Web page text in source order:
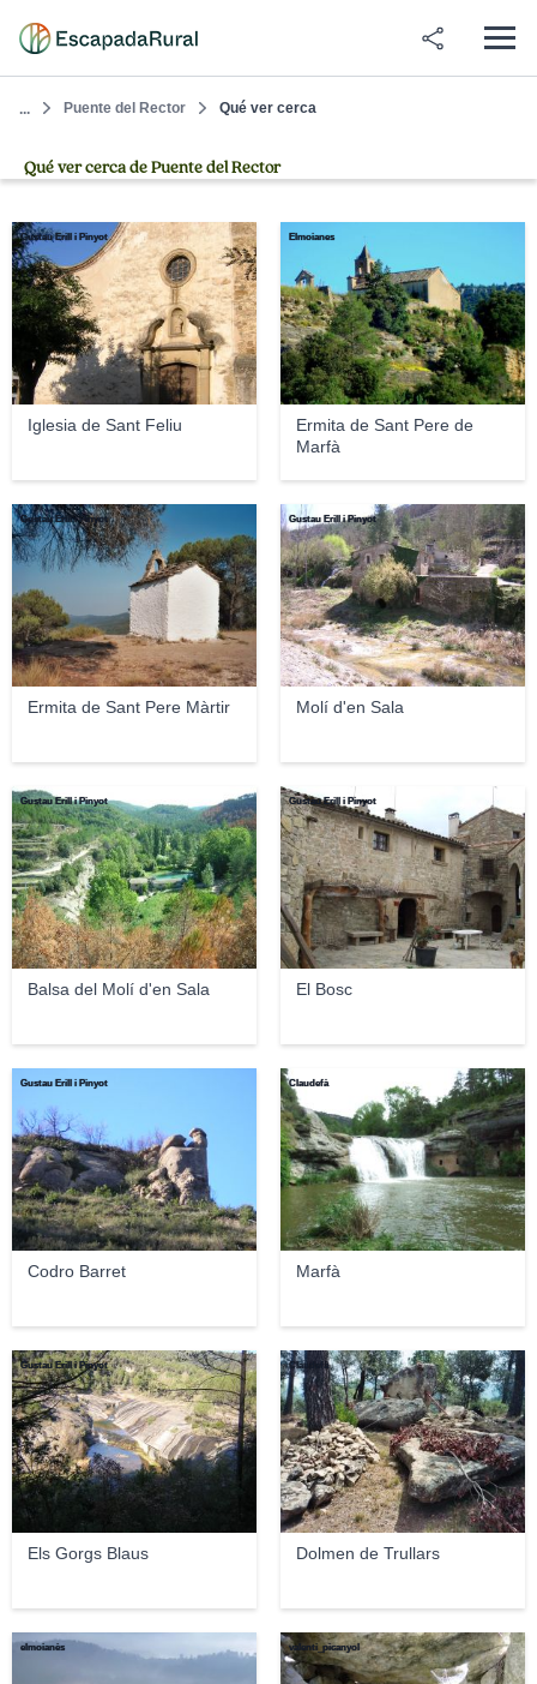
... Puente del Rector Qué ver cerca
Qué ver cerca de Puente del Rector
Iglesia de Sant Feliu
Gustau Erill i Pinyot
Ermita de Sant Pere de
Marfà
Elmoianes
Ermita de Sant Pere Màrtir
Gustau Erill i Pinyot
Molí d'en Sala
Gustau Erill i Pinyot
Balsa del Molí d'en Sala
Gustau Erill i Pinyot
El Bosc
Gustau Erill i Pinyot
Codro Barret
Gustau Erill i Pinyot
Marfà
Claudefà
Els Gorgs Blaus
Gustau Erill i Pinyot
Dolmen de Trullars
Claudefà
elmoianès valenti_picanyol